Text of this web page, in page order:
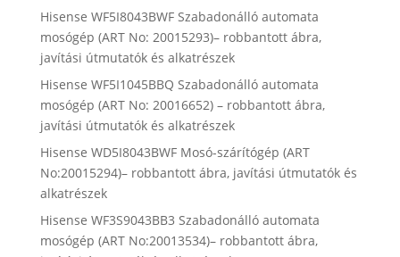
Hisense WF5I8043BWF Szabadonálló automata
mosógép (ART No: 20015293)– robbantott ábra,
javítási útmutatók és alkatrészek
Hisense WF5I1045BBQ Szabadonálló automata
mosógép (ART No: 20016652) – robbantott ábra,
javítási útmutatók és alkatrészek
Hisense WD5I8043BWF Mosó-szárítógép (ART
No:20015294)– robbantott ábra, javítási útmutatók és
alkatrészek
Hisense WF3S9043BB3 Szabadonálló automata
mosógép (ART No:20013534)– robbantott ábra,